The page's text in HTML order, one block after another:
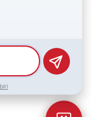
Gruppo Spaggiari
Media